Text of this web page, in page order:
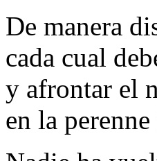
De manera
cada cual
y afrontar el
en la